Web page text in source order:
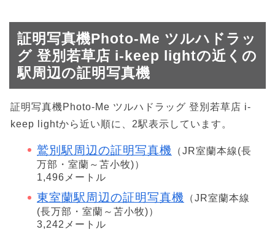
証明写真機Photo-Me ツルハドラッ
グ 登別若草店 i-keep lightの近くの
駅周辺の証明写真機
証明写真機Photo-Me ツルハドラッグ 登別若草店 i-
keep lightから近い順に、2駅表示しています。
鷲別駅周辺の証明写真機
（JR室蘭本線(長
万部・室蘭～苫小牧)）
1,496メートル
東室蘭駅周辺の証明写真機
（JR室蘭本線
(長万部・室蘭～苫小牧)）
3,242メートル